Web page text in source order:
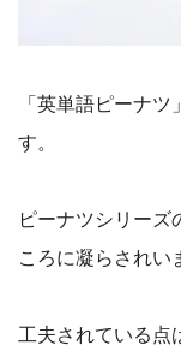
「英単語ピーナ
す。
ピーナツシリーズ
ころに凝らされい
工夫されている点